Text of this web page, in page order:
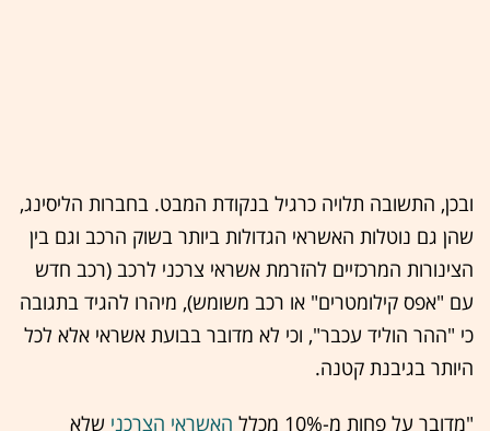
ובכן, התשובה תלויה כרגיל בנקודת המבט. בחברות הליסינג,
שהן גם נוטלות האשראי הגדולות ביותר בשוק הרכב וגם בין
הצינורות המרכזיים להזרמת אשראי צרכני לרכב (רכב חדש
עם "אפס קילומטרים" או רכב משומש), מיהרו להגיד בתגובה
כי "ההר הוליד עכבר", וכי לא מדובר בבועת אשראי אלא לכל
היותר בגיבנת קטנה.
"מדובר על פחות מ-10% מכלל האשראי הצרכני שלא